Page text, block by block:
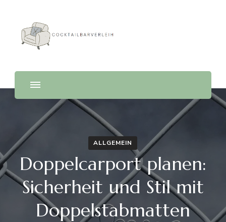
Cocktailbarverleih
ALLGEMEIN
Doppelcarport planen:
Sicherheit und Stil mit
Doppelstabmatten